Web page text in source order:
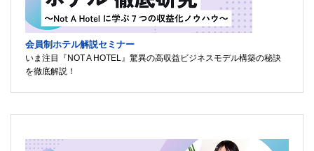
会員制ホテル解説セミナー
いま注目『NOT A HOTEL』驚異の高収益ビジネスモデル構築の秘訣
を徹底解説！